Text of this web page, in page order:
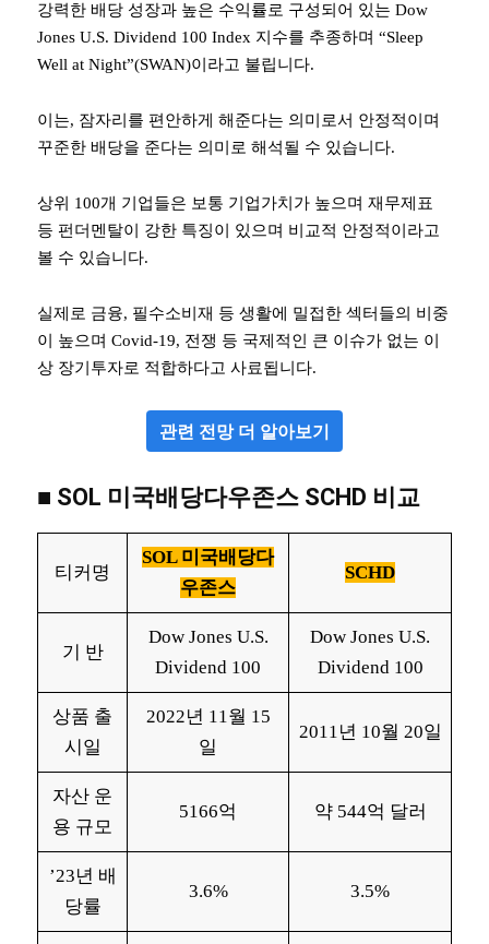
강력한 배당 성장과 높은 수익률로 구성되어 있는 Dow
Jones U.S. Dividend 100 Index 지수를 추종하며 “Sleep
Well at Night”(SWAN)이라고 불립니다.
이는, 잠자리를 편안하게 해준다는 의미로서 안정적이며
꾸준한 배당을 준다는 의미로 해석될 수 있습니다.
상위 100개 기업들은 보통 기업가치가 높으며 재무제표
등 펀더멘탈이 강한 특징이 있으며 비교적 안정적이라고
볼 수 있습니다.
실제로 금융, 필수소비재 등 생활에 밀접한 섹터들의 비중
이 높으며 Covid-19, 전쟁 등 국제적인 큰 이슈가 없는 이
상 장기투자로 적합하다고 사료됩니다.
관련 전망 더 알아보기
■ SOL 미국배당다우존스 SCHD 비교
티커명
SOL 미국배당다
우존스
SCHD
기 반
Dow Jones U.S.
Dividend 100
Dow Jones U.S.
Dividend 100
상품 출
시일
2022년 11월 15
일
2011년 10월 20일
자산 운
용 규모
5166억 약 544억 달러
’23년 배
당률
3.6% 3.5%